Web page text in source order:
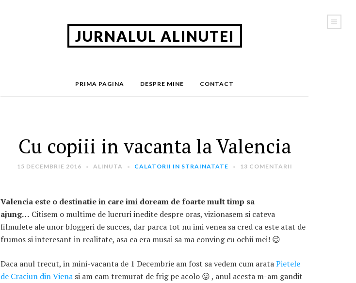
JURNALUL ALINUTEI
PRIMA PAGINA DESPRE MINE CONTACT
Cu copiii in vacanta la Valencia
15 DECEMBRIE 2016 ALINUTA CALATORII IN STRAINATATE 13 COMENTARII
Valencia este o destinatie in care imi doream de foarte mult timp sa
ajung… Citisem o multime de lucruri inedite despre oras, vizionasem si cateva
filmulete ale unor bloggeri de succes, dar parca tot nu imi venea sa cred ca este atat de
frumos si interesant in realitate, asa ca era musai sa ma conving cu ochii mei! 😉
Daca anul trecut, in mini-vacanta de 1 Decembrie am fost sa vedem cum arataPietele
de Craciun din Viena si am cam tremurat de frig pe acolo 😛 , anul acesta m-am gandit
Calatorii in strainatate(163)
Ganduri(22)
Timp Liber (47)
PRIMESTE NOUTATILE PE E-MAIL
Introdu adresa ta de email: